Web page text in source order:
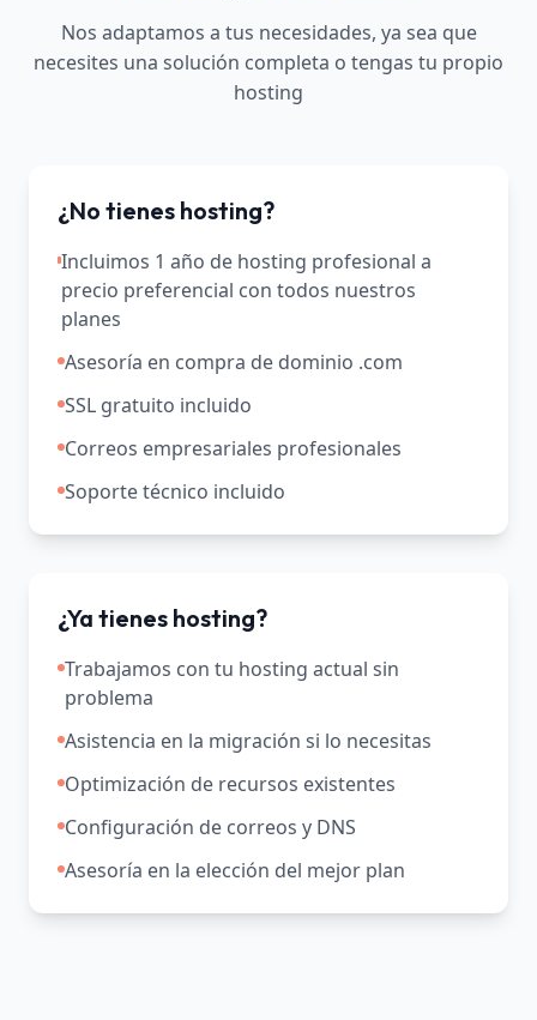
Nos adaptamos a tus necesidades, ya sea que
necesites una solución completa o tengas tu propio
hosting
¿No tienes hosting?
Incluimos 1 año de hosting profesional a
precio preferencial con todos nuestros
planes
Asesoría en compra de dominio .com
SSL gratuito incluido
Correos empresariales profesionales
Soporte técnico incluido
¿Ya tienes hosting?
Trabajamos con tu hosting actual sin
problema
Asistencia en la migración si lo necesitas
Optimización de recursos existentes
Configuración de correos y DNS
Asesoría en la elección del mejor plan